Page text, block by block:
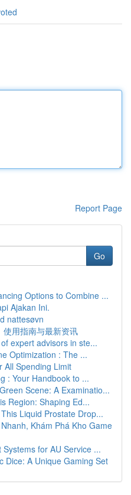
Report Page
Go
Options to Combine ...
Ajakan Ini.
nattesøvn
用指南与最新资讯
expert advisors in ste...
Optimization : The ...
All Spending Limit
: Your Handbook to ...
Scene: A Examinatio...
Region: Shaping Ed...
Liquid Prostate Drop...
Khám Phá Kho Game
for AU Service ...
Dice: A Unique Gaming Set